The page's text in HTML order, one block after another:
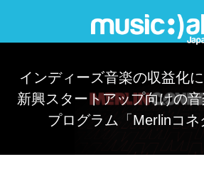
インディーズ音楽の収益化
新興スタートアップ向けの音
プログラム「Merlinコ